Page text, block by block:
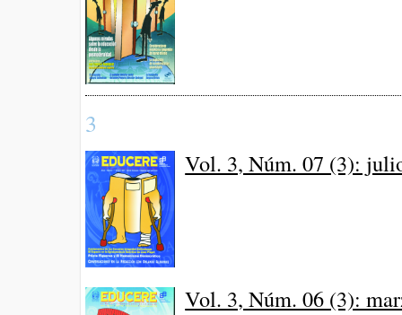
3
Vol. 3, Núm. 07 (3):
Vol. 3, Núm. 06 (3):